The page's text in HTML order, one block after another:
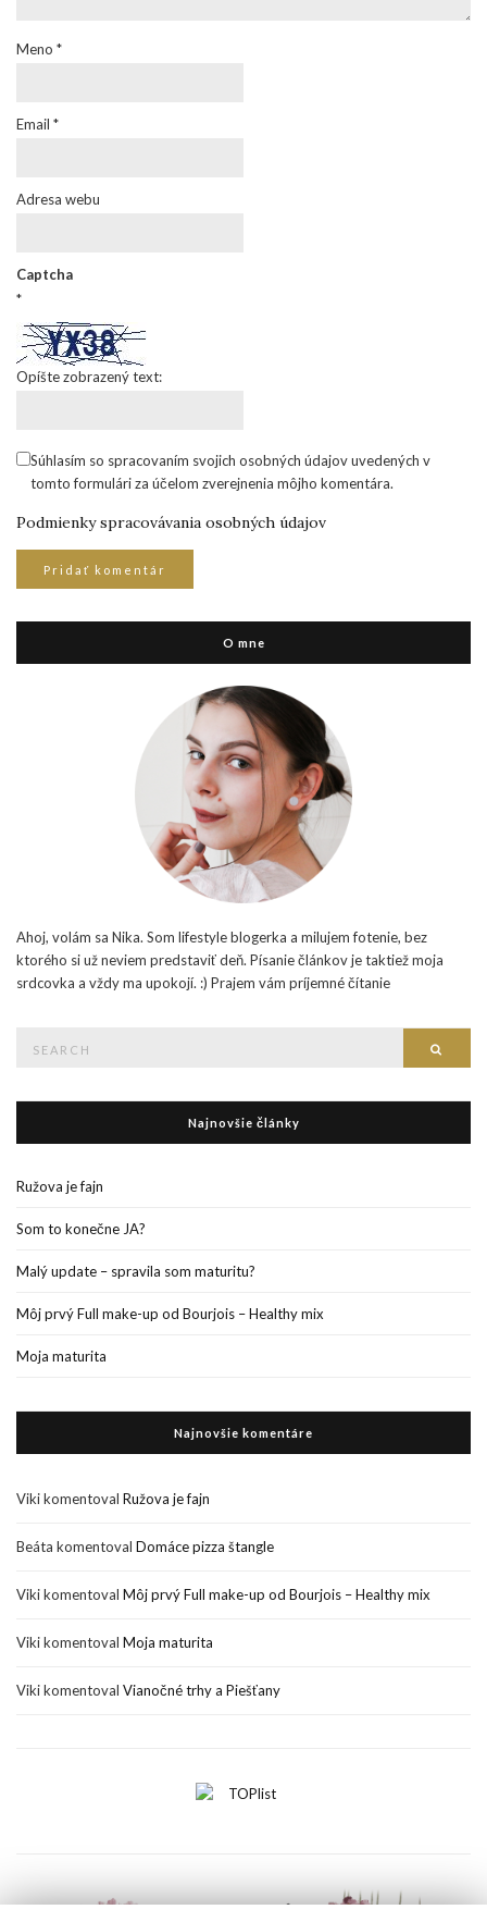
Meno *
Email *
Adresa webu
Captcha
*
Opíšte zobrazený text:
Súhlasím so spracovaním svojich osobných údajov uvedených v
tomto formulári za účelom zverejnenia môjho komentára.
Podmienky spracovávania osobných údajov
O mne
Ahoj, volám sa Nika. Som lifestyle blogerka a milujem fotenie, bez
ktorého si už neviem predstaviť deň. Písanie článkov je taktiež moja
srdcovka a vždy ma upokojí. :) Prajem vám príjemné čítanie
Najnovšie články
Ružova je fajn
Som to konečne JA?
Malý update – spravila som maturitu?
Môj prvý Full make-up od Bourjois – Healthy mix
Moja maturita
Najnovšie komentáre
Vikikomentoval Ružova je fajn
Beáta komentoval Domáce pizza štangle
Vikikomentoval Môj prvý Full make-up od Bourjois – Healthy mix
Vikikomentoval Moja maturita
Vikikomentoval Vianočné trhy a Piešťany